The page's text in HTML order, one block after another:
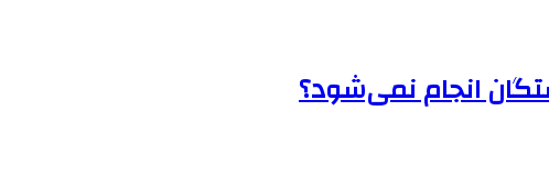
انجام نمی‌شود؟